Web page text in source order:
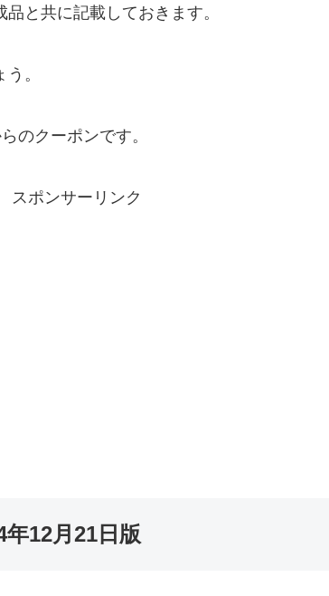
と共に記載しておきます。
。
のクーポンです。
スポンサーリンク
12月21日版